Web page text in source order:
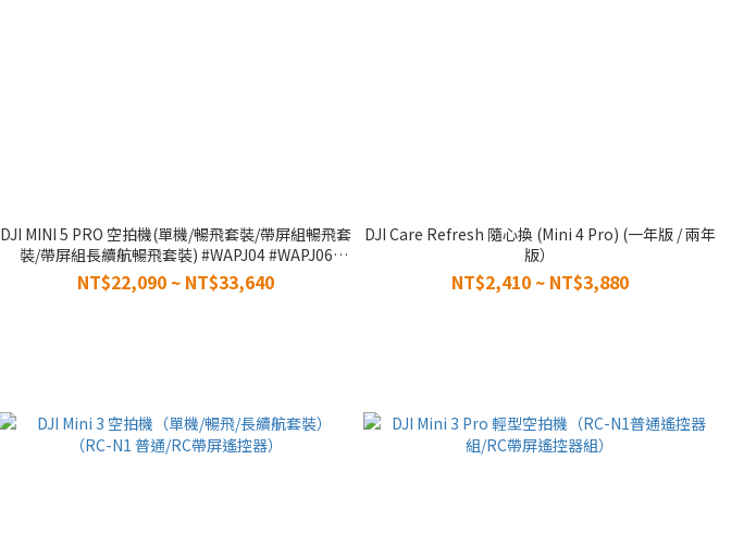
DJI MINI 5 PRO 空拍機(單機/暢飛套裝/帶屏組暢飛套
裝/帶屏組長續航暢飛套裝) #WAPJ04 #WAPJ06
#WAPJ07
NT$22,090 ~ NT$33,640
DJI Care Refresh 隨心換 (Mini 4 Pro) (一年版 / 兩年
版）
NT$2,410 ~ NT$3,880